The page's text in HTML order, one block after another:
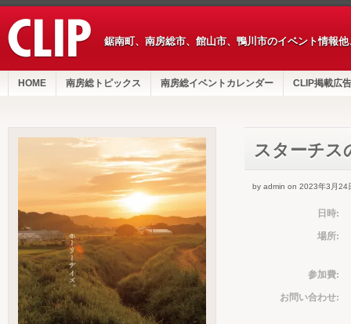
鋸南町、南房総市、館山市、鴨川市のイベント情報
HOME 南房総トピックス 南房総イベントカレンダー CLIP掲載広告
スターチス
by admin on 2023年3月24
日時:
場所:
参加費:
お問い合わせ: